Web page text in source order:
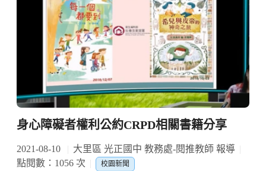
身心障礙者權利公約CRPD相關書籍分享
2021-08-10
大里區 光正國中 教務處-閱推教師 報導
點閱數：1056 次
校園新聞